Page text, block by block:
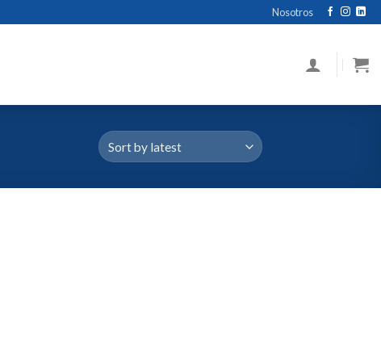
Nosotros